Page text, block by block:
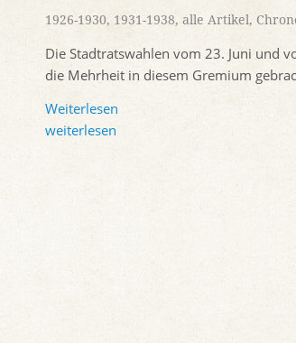
1926-1930, 1931-1938, alle Artikel,
Die Stadtratswahlen vom 23. Juni und
die Mehrheit in diesem Gremium
Weiterlesen
weiterlesen